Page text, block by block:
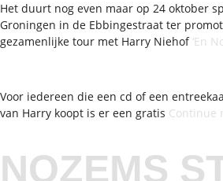
Het duurt nog even maar op 24 oktober
Groningen in de Ebbingestraat ter
gezamenlijke tour met Harry Niehof ‘En
Voor iedereen die een cd of een
van Harry koopt is er een gratis Continue
NOZEMS